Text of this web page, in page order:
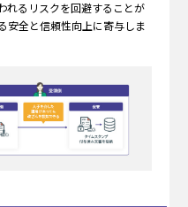
れるリスクを回避することが
安全と信頼性向上に寄与しま